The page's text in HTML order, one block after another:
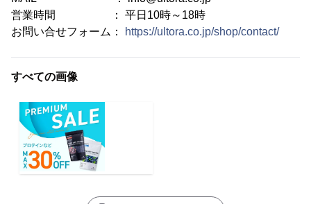
営業時間 ： 平日10時～18時
お問い合せフォーム：
https://ultora.co.jp/shop/contact/
すべての画像